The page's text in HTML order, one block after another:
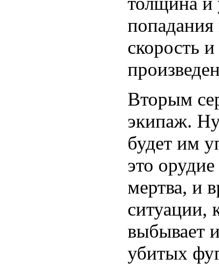
скорость
Вторым
экипаж. Ну
будет им
это
мертва, и
ситуации,
выбывает
убитых